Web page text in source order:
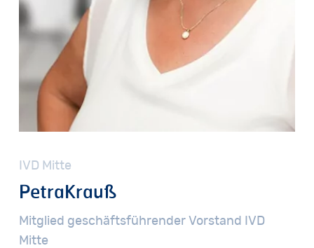
IVD Mitte
PetraKrauß
Mitglied geschäftsführender Vorstand
IVD
Mitte